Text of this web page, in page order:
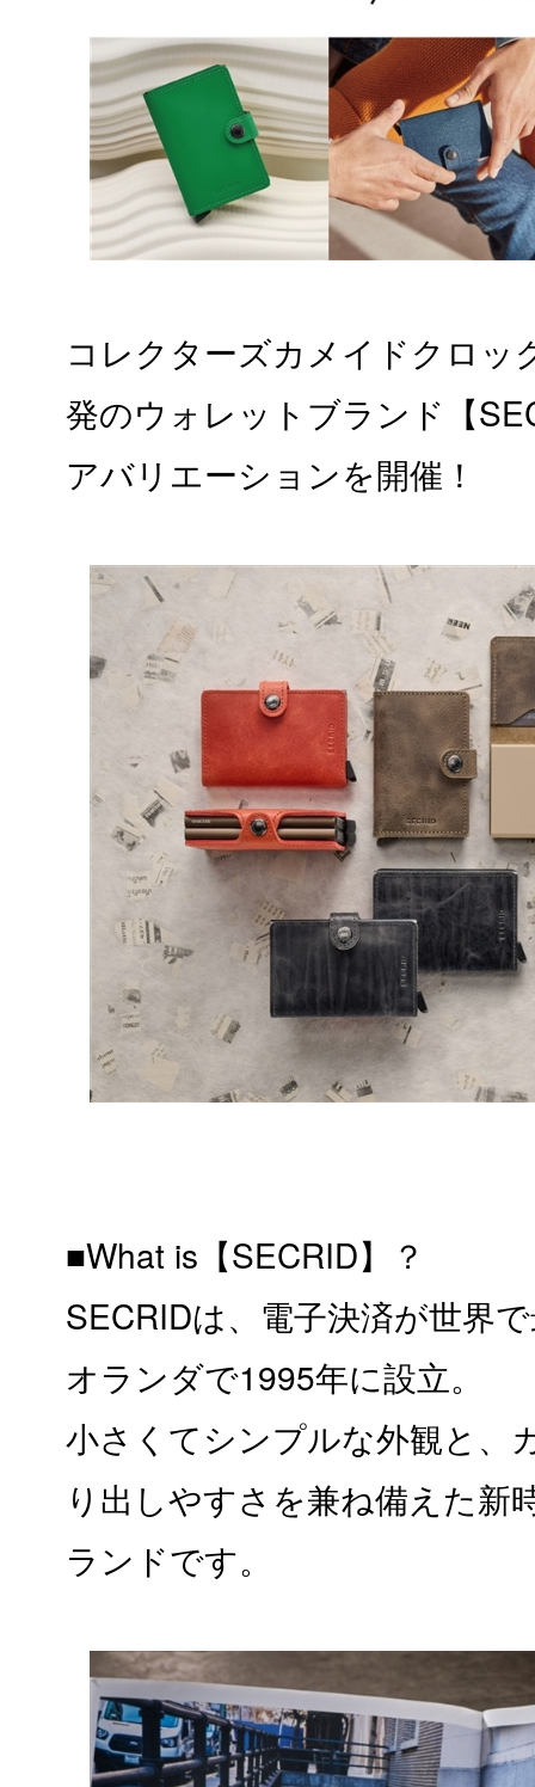
コレクターズカメイドクロッ
発のウォレットブランド【
アバリエーションを開催！
■What is【SECRID】？
SECRIDは、電子決済が世界
オランダで1995年に設立。
小さくてシンプルな外観と、
り出しやすさを兼ね備えた新
ランドです。